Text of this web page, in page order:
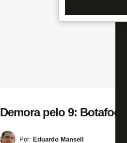
Demora pelo 9:
Por: Eduardo Mansell